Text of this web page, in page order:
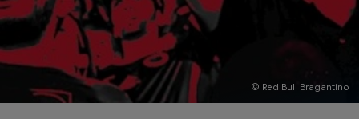
© Red Bull Bragantino